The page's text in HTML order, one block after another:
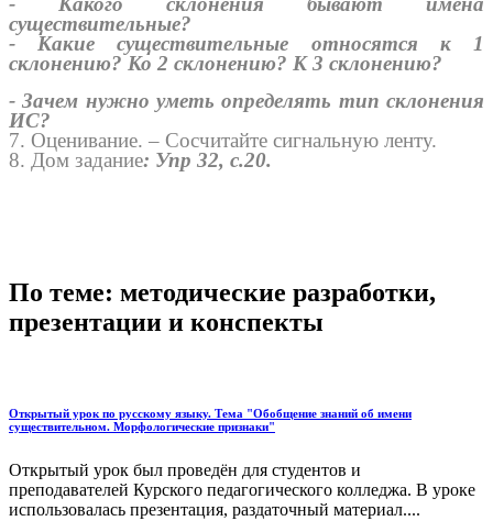
существительные?
- Какие существительные относятся к 1
склонению? Ко 2 склонению? К 3 склонению?
- Зачем нужно уметь определять тип склонения
ИС?
7. Оценивание. – Сосчитайте сигнальную ленту.
8. Дом задание: Упр 32, с.20.
По теме: методические разработки,
презентации и конспекты
Открытый урок по русскому языку. Тема "Обобщение знаний об имени
существительном. Морфологические признаки"
Открытый урок был проведён для студентов и
преподавателей Курского педагогического колледжа. В уроке
использовалась презентация, раздаточный материал....